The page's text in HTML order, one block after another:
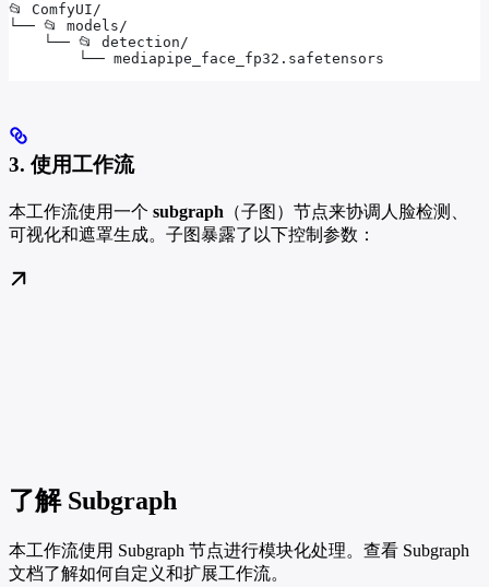
📂 ComfyUI/
└── 📂 models/
    └── 📂 detection/
        └── mediapipe_face_fp32.safetensors
3. 使用工作流
本工作流使用一个 subgraph （子图）节点来协调人脸检测、
可视化和遮罩生成。子图暴露了以下控制参数：
了解 Subgraph
本工作流使用 Subgraph 节点进行模块化处理。查看 Subgraph
文档了解如何自定义和扩展工作流。